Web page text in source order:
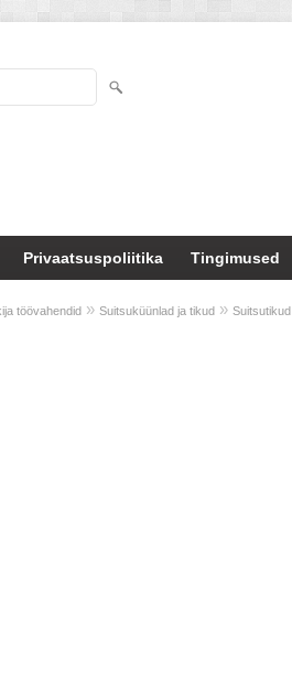
Privaatsuspoliitika Tingimused
töövahendid » Suitsuküünlad ja tikud » Suitsutikud